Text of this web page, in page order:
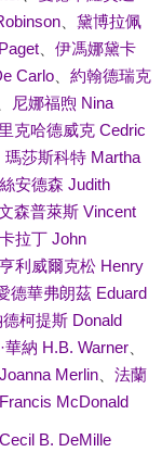
、 黛博拉佩
、 伊馮娜黛卡
Carlo、 約翰德瑞克
尼娜福煦 Nina
克哈德威克 Cedric
瑪莎斯科特 Martha
安德森 Judith
森普萊斯 Vincent
拉丁 John
亨利威爾克松 Henry
德華弗朗茲 Eduard
德柯提斯 Donald
華納 H.B. Warner、
Merlin、 法蘭
McDonald
B. DeMille